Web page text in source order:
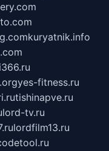
kuryatnik.info
yes-fitness.ru
tishinapve.ru
lord-tv.ru
lordfilm13.ru